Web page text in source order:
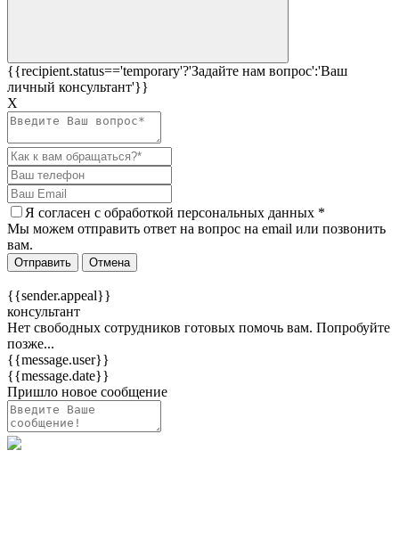
{{recipient.status=='temporary'?'Задайте нам вопрос':'Ваш
личный консультант'}}
Х
Я согласен c обработкой персональных данных *
Мы можем отправить ответ на вопрос на email или позвонить
вам.
Отправить Отмена
{{sender.appeal}}
консультант
Нет свободных сотрудников готовых помочь вам. Попробуйте
позже...
{{message.user}}
{{message.date}}
Пришло новое сообщение